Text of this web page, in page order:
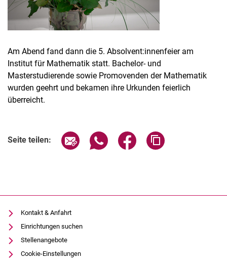
Am Abend fand dann die 5. Absolvent:innenfeier am
Institut für Mathematik statt. Bachelor- und
Masterstudierende sowie Promovenden der Mathematik
wurden geehrt und bekamen ihre Urkunden feierlich
überreicht.
Seite teilen: Seite über E-Mail teilen
Seite über WhatsApp teilen
Seite über Facebook
Kontakt & Anfahrt
Einrichtungen suchen
Stellenangebote
Cookie-Einstellungen